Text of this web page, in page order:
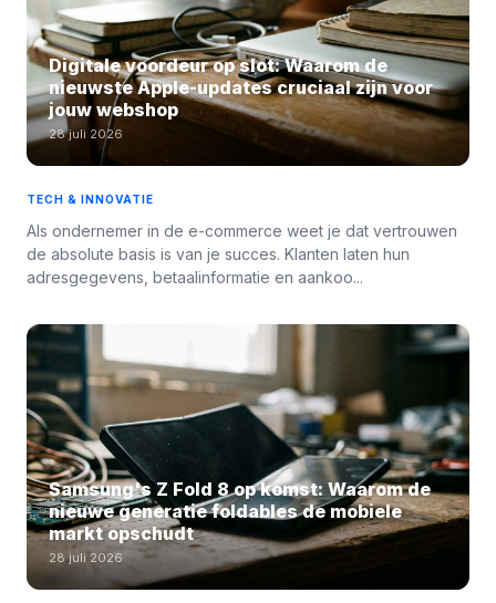
Digitale voordeur op slot: Waarom de
nieuwste Apple-updates cruciaal zijn voor
jouw webshop
28 juli 2026
TECH & INNOVATIE
Als ondernemer in de e-commerce weet je dat vertrouwen
de absolute basis is van je succes. Klanten laten hun
adresgegevens, betaalinformatie en aankoo...
Samsung's Z Fold 8 op komst: Waarom de
nieuwe generatie foldables de mobiele
markt opschudt
28 juli 2026